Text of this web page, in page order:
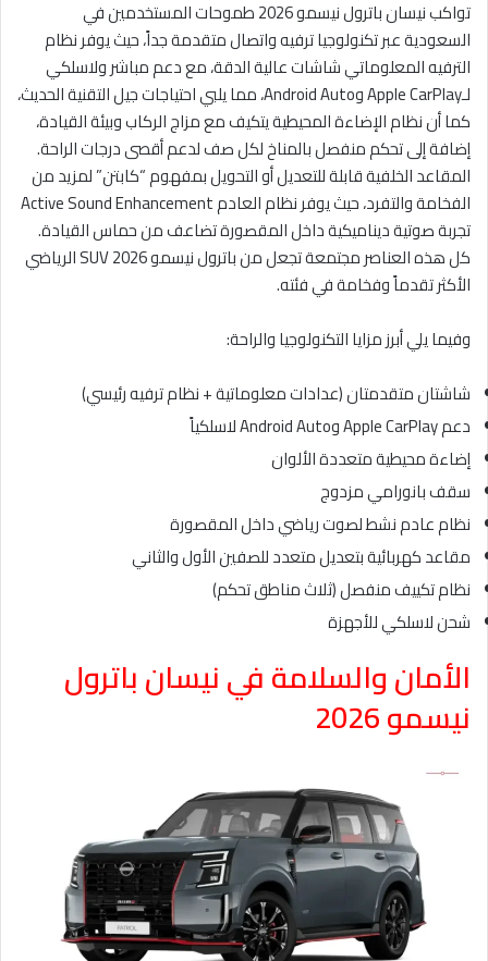
تواكب نيسان باترول نيسمو 2026 طموحات المستخدمين في
السعودية عبر تكنولوجيا ترفيه واتصال متقدمة جداً، حيث يوفر نظام
الترفيه المعلوماتي شاشات عالية الدقة، مع دعم مباشر ولاسلكي
لـApple CarPlay وAndroid Auto، مما يلبي احتياجات جيل التقنية الحديث،
كما أن نظام الإضاءة المحيطية يتكيف مع مزاج الركاب وبيئة القيادة،
إضافة إلى تحكم منفصل بالمناخ لكل صف لدعم أقصى درجات الراحة.
المقاعد الخلفية قابلة للتعديل أو التحويل بمفهوم “كابتن” لمزيد من
الفخامة والتفرد، حيث يوفر نظام العادم Active Sound Enhancement
تجربة صوتية ديناميكية داخل المقصورة تضاعف من حماس القيادة.
كل هذه العناصر مجتمعة تجعل من باترول نيسمو 2026 SUV الرياضي
الأكثر تقدماً وفخامة في فئته.
وفيما يلي أبرز مزايا التكنولوجيا والراحة:
شاشتان متقدمتان (عدادات معلوماتية + نظام ترفيه رئيسي)
دعم Apple CarPlay وAndroid Auto لاسلكياً
إضاءة محيطية متعددة الألوان
سقف بانورامي مزدوج
نظام عادم نشط لصوت رياضي داخل المقصورة
مقاعد كهربائية بتعديل متعدد للصفين الأول والثاني
نظام تكييف منفصل (ثلاث مناطق تحكم)
شحن لاسلكي للأجهزة
الأمان والسلامة في نيسان باترول
نيسمو 2026